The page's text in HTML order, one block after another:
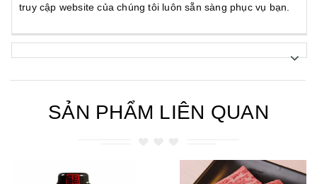
truy cập website của chúng tôi luôn sẵn sàng phục vụ bạn.
SẢN PHẨM LIÊN QUAN